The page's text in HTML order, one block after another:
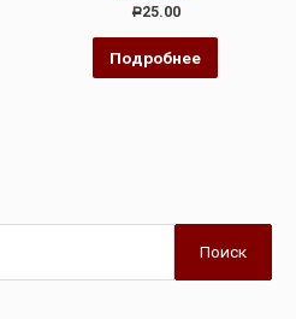
Оценка
из
Р25.00
Подробнее
Поиск